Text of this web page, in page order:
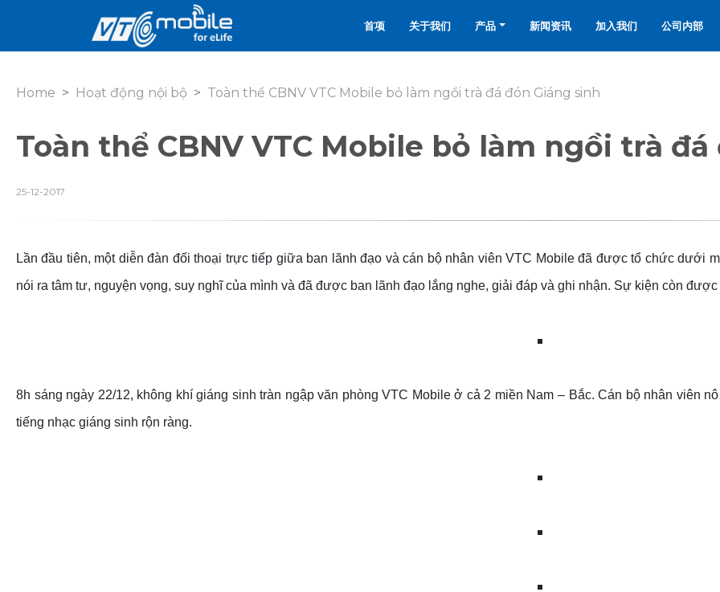
首项 关于我们 产品 新闻资讯 加入我们 公司内部
Home Hoạt động nội bộ Toàn thể CBNV VTC Mobile bỏ làm ngồi trà đá đón Giáng sinh
Toàn thể CBNV VTC Mobile bỏ làm ngồi trà
25-12-2017
Lần đầu tiên, một diễn đàn đối thoại trực tiếp giữa ban lãnh đạo và cán bộ nhân viên VTC Mobile đã được tổ chức dưới
nói ra tâm tư, nguyện vọng, suy nghĩ của mình và đã được ban lãnh đạo lắng nghe, giải đáp và ghi nhận. Sự kiện còn
8h sáng ngày 22/12, không khí giáng sinh tràn ngập văn phòng VTC Mobile ở cả 2 miền Nam – Bắc. Cán bộ nhân viên
tiếng nhạc giáng sinh rộn ràng.